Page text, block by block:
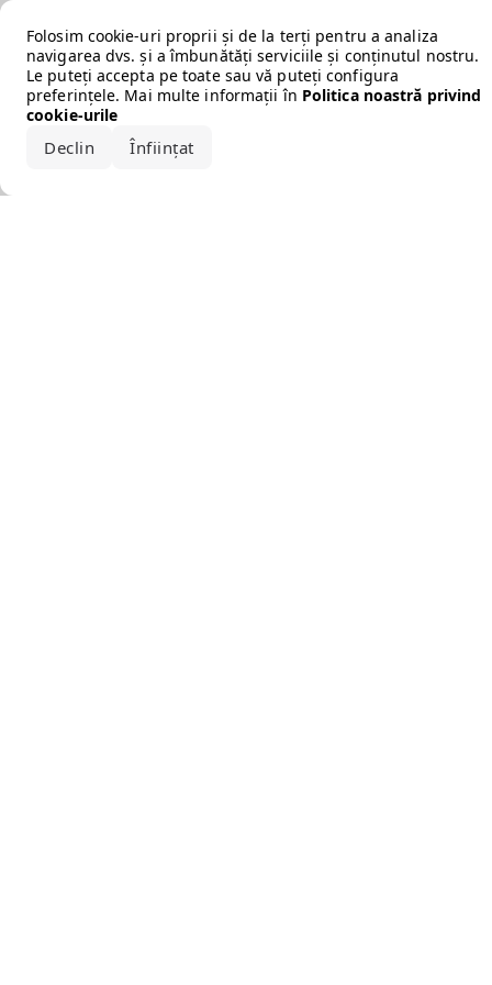
Folosim cookie-uri proprii și de la terți pentru a analiza
navigarea dvs. și a îmbunătăți serviciile și conținutul nostru.
Le puteți accepta pe toate sau vă puteți configura
preferințele. Mai multe informații în Politica noastră privind
cookie-urile
Declin Înființat
Error loading the brand